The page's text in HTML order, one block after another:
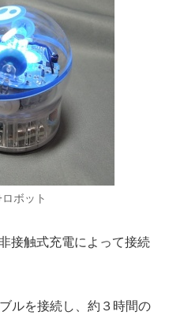
ロボット
接触式充電によって接続
ルを接続し、約３時間の